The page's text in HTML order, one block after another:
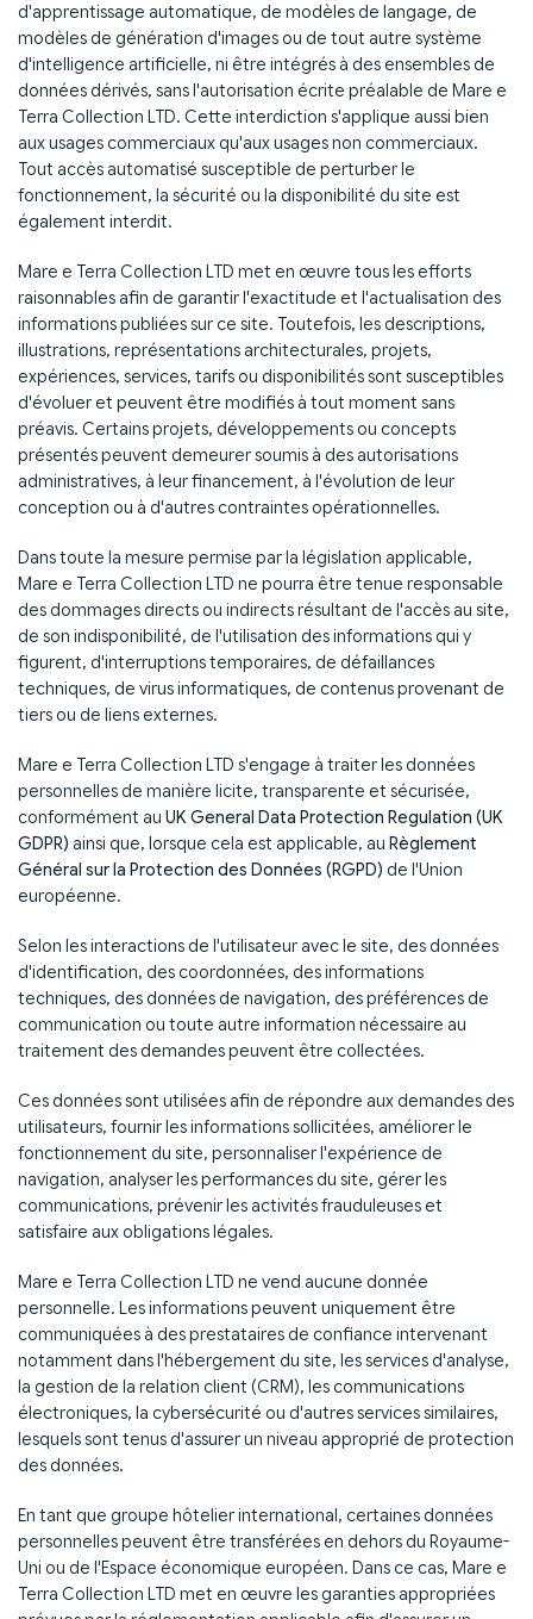
d'apprentissage automatique, de modèles de langage, de
modèles de génération d'images ou de tout autre système
d'intelligence artificielle, ni être intégrés à des ensembles de
données dérivés, sans l'autorisation écrite préalable de Mare e
Terra Collection LTD. Cette interdiction s'applique aussi bien
aux usages commerciaux qu'aux usages non commerciaux.
Tout accès automatisé susceptible de perturber le
fonctionnement, la sécurité ou la disponibilité du site est
également interdit.
Mare e Terra Collection LTD met en œuvre tous les efforts
raisonnables afin de garantir l'exactitude et l'actualisation des
informations publiées sur ce site. Toutefois, les descriptions,
illustrations, représentations architecturales, projets,
expériences, services, tarifs ou disponibilités sont susceptibles
d'évoluer et peuvent être modifiés à tout moment sans
préavis. Certains projets, développements ou concepts
présentés peuvent demeurer soumis à des autorisations
administratives, à leur financement, à l'évolution de leur
conception ou à d'autres contraintes opérationnelles.
Dans toute la mesure permise par la législation applicable,
Mare e Terra Collection LTD ne pourra être tenue responsable
des dommages directs ou indirects résultant de l'accès au site,
de son indisponibilité, de l'utilisation des informations qui y
figurent, d'interruptions temporaires, de défaillances
techniques, de virus informatiques, de contenus provenant de
tiers ou de liens externes.
Mare e Terra Collection LTD s'engage à traiter les données
personnelles de manière licite, transparente et sécurisée,
conformément au UK General Data Protection Regulation (UK
GDPR) ainsi que, lorsque cela est applicable, au Règlement
Général sur la Protection des Données (RGPD) de l'Union
européenne.
Selon les interactions de l'utilisateur avec le site, des données
d'identification, des coordonnées, des informations
techniques, des données de navigation, des préférences de
communication ou toute autre information nécessaire au
traitement des demandes peuvent être collectées.
Ces données sont utilisées afin de répondre aux demandes des
utilisateurs, fournir les informations sollicitées, améliorer le
fonctionnement du site, personnaliser l'expérience de
navigation, analyser les performances du site, gérer les
communications, prévenir les activités frauduleuses et
satisfaire aux obligations légales.
Mare e Terra Collection LTD ne vend aucune donnée
personnelle. Les informations peuvent uniquement être
communiquées à des prestataires de confiance intervenant
notamment dans l'hébergement du site, les services d'analyse,
la gestion de la relation client (CRM), les communications
électroniques, la cybersécurité ou d'autres services similaires,
lesquels sont tenus d'assurer un niveau approprié de protection
des données.
En tant que groupe hôtelier international, certaines données
personnelles peuvent être transférées en dehors du Royaume-
Uni ou de l'Espace économique européen. Dans ce cas, Mare e
Terra Collection LTD met en œuvre les garanties appropriées